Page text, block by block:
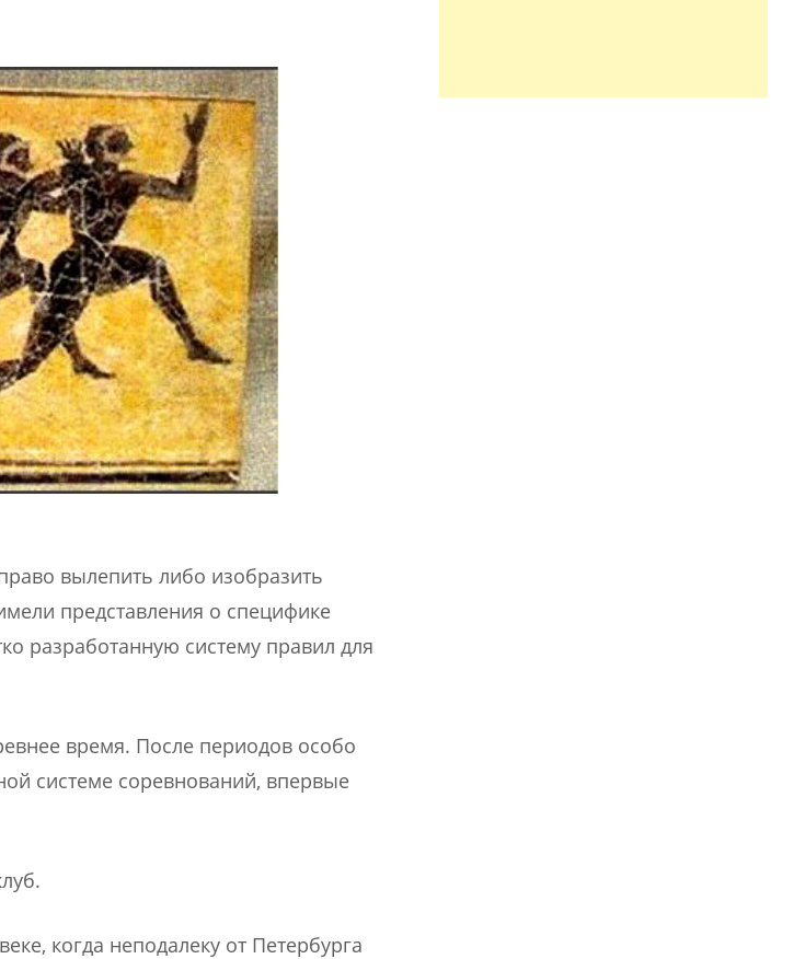
вылепить либо изобразить
представления о специфике
разработанную систему правил для
время. После периодов особо
системе соревнований, впервые
когда неподалеку от Петербурга